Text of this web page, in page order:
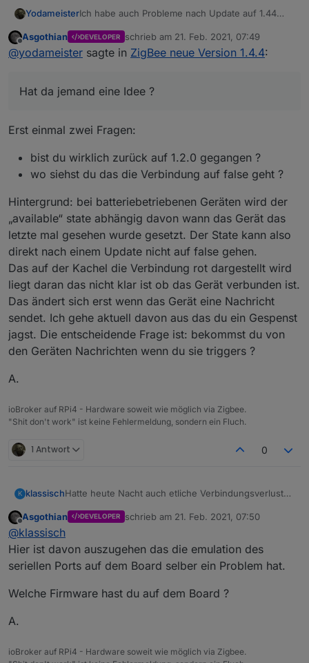
YodameisterIch habe auch Probleme nach Update auf 1.44
die meisten Geräte Xiaomi Aqara , Miijja
Nach dem Update gingen 4 ( ! ) Geräte in der
Verbindung auf false. Alles Geräte die vorher
Öffnungssensor ) .
Geräte wird korrekt erkannt , geht aber sofort auf
Nach vielen Versuchen habe ich den Adapter
Offline
Asgothian DEVELOPER schrieb am 21. Feb. 2021, 07:49
zuletzt editiert von
@yodameister sagte in ZigBee neue Version 1.4.4:
Hat da jemand eine Idee ?
Erst einmal zwei Fragen:
bist du wirklich zurück auf 1.2.0 gegangen ?
wo siehst du das die Verbindung auf false geht ?
Hintergrund: bei batteriebetriebenen Geräten wird der
„available“ state abhängig davon wann das Gerät das
letzte mal gesehen wurde gesetzt. Der State kann also
direkt nach einem Update nicht auf false gehen.
Das auf der Kachel die Verbindung rot dargestellt wird
liegt daran das nicht klar ist ob das Gerät verbunden ist.
Das ändert sich erst wenn das Gerät eine Nachricht
sendet. Ich gehe aktuell davon aus das du ein Gespenst
jagst. Die entscheidende Frage ist: bekommst du von
den Geräten Nachrichten wenn du sie triggers ?
A.
ioBroker auf RPi4 - Hardware soweit wie möglich via Zigbee.
"Shit don't work" ist keine Fehlermeldung, sondern ein Fluch.
1 Antwort 0
K klassischHatte heute Nacht auch etliche Verbindungsverluste
hängt.
Begann wohl gestern Nacht
zigbee.0	2021-02-20 21:34:16.038	info
zigbee.0	2021-02-20 21:34:14.443	info
zigbee.0	2021-02-20 21:34:14.440
zigbee.0	2021-02-20 21:34:14.439
zigbee.0	2021-02-20 21:34:04.430	info
zigbee.0	2021-02-20 21:34:04.429
heute Morgen hat dann der reconnect anscheinend
nicht mehr funktioniert
zigbee.0	2021-02-21 04:12:08.384	warn
zigbee.0	2021-02-21 04:04:22.008	info
zigbee.0	2021-02-21 04:04:21.996
Heute morgen haben die Leuchten dann auch nicht
Adapter wurde wieder grün, alle Leuchten reagieren
wieder.
Offline
Asgothian DEVELOPER schrieb am 21. Feb. 2021, 07:50
zuletzt editiert von
@klassisch
Hier ist davon auszugehen das die emulation des
seriellen Ports auf dem Board selber ein Problem hat.
Welche Firmware hast du auf dem Board ?
A.
ioBroker auf RPi4 - Hardware soweit wie möglich via Zigbee.